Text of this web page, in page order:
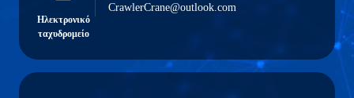
Ηλεκτρονικό
ταχυδρομείο
CrawlerCrane@outlook.com